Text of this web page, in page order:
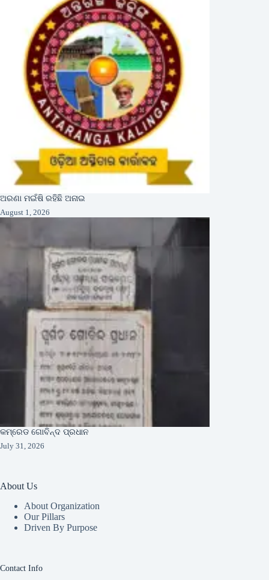
ଅରଣା ମଇଁଷି ରହିଛି ଅନାଇ
August 1, 2026
କମ୍ରେଡ ଗୋବିନ୍ଦ ପ୍ରଧାନ
July 31, 2026
About Us
About Organization
Our Pillars
Driven By Purpose​
Contact Info